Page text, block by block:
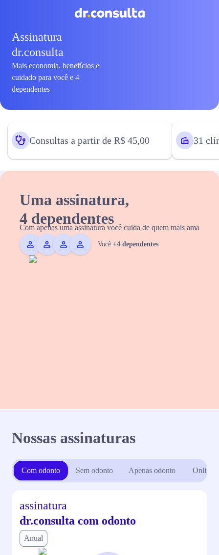
Assinatura
dr.consulta
Mais economia, benefícios e
cuidado para você e 4
dependentes
Consultas a partir de R$ 45,00 31
Uma assinatura,
4 dependentes
Com apenas uma assinatura você cuida de quem mais ama
Você +4 dependentes
Nossas assinaturas
Com odonto Sem odonto Apenas odonto Online
assinatura
dr.consulta com odonto
Anual